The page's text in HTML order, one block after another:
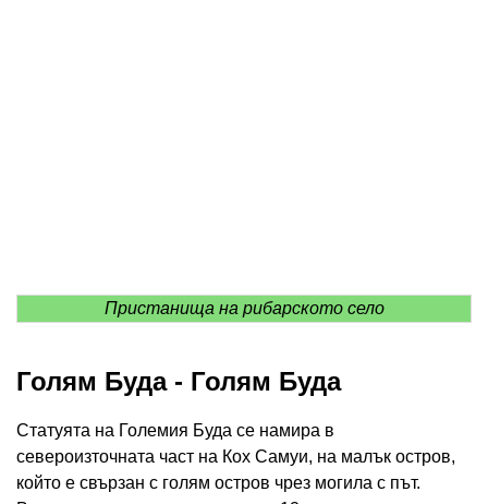
Пристанища на рибарското село
Голям Буда - Голям Буда
Статуята на Големия Буда се намира в
североизточната част на Кох Самуи, на малък остров,
който е свързан с голям остров чрез могила с път.